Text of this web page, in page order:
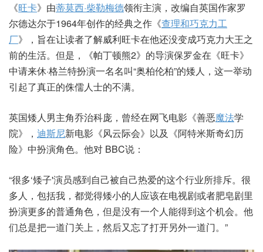
《旺卡》由蒂莫西·柴勒梅德领衔主演，改编自英国作家罗
尔德达尔于1964年创作的经典之作《查理和巧克力工
厂》，旨在让读者了解威利旺卡在他还没变成巧克力大王之
前的生活。但是，《帕丁顿熊2》的导演保罗金在《旺卡》
中请来休·格兰特扮演一名名叫“奥柏伦柏”的矮人，这一举动
引起了真正的侏儒人士的不满。
英国矮人男主角乔治科庞，曾经在网飞电影《善恶魔法学
院》， 迪斯尼新电影《风云际会》以及《阿特米斯奇幻历
险》中扮演角色。他对 BBC说：
“很多‘矮子'演员感到自己被自己热爱的这个行业所排斥。很
多人，包括我，都觉得矮小的人应该在电视剧或者肥皂剧里
扮演更多的普通角色，但是没有一个人能得到这个机会。他
们总是把一道门关上，然后又忘了打开另外一道门。”